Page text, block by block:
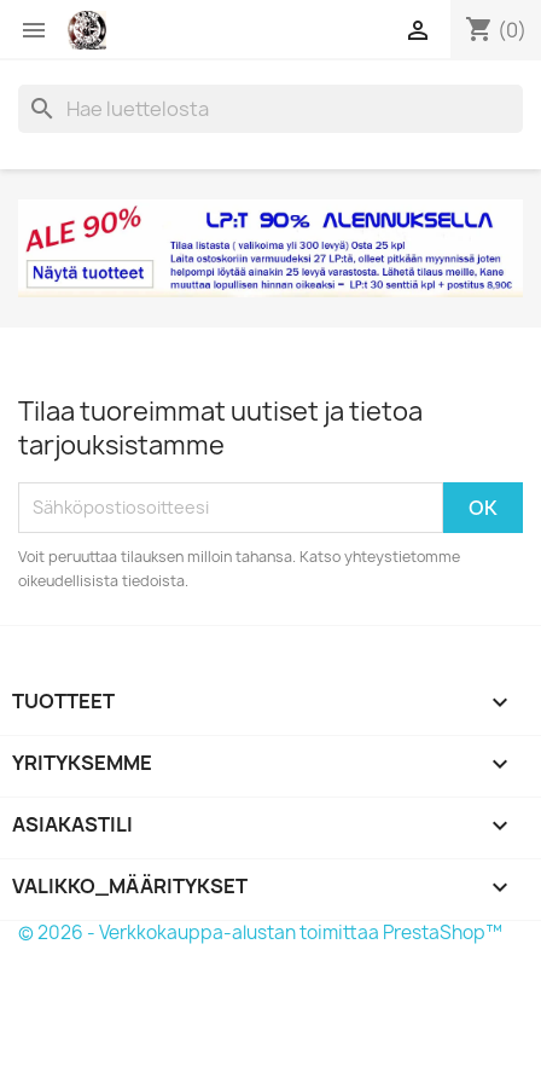
 shopping_cart (0)

search
Tilaa tuoreimmat uutiset ja tietoa
tarjouksistamme
Voit peruuttaa tilauksen milloin tahansa. Katso yhteystietomme
oikeudellisista tiedoista.
TUOTTEET 
YRITYKSEMME 
ASIAKASTILI 
VALIKKO_MÄÄRITYKSET keyboard_arrow_down
© 2026 - Verkkokauppa-alustan toimittaa PrestaShop™